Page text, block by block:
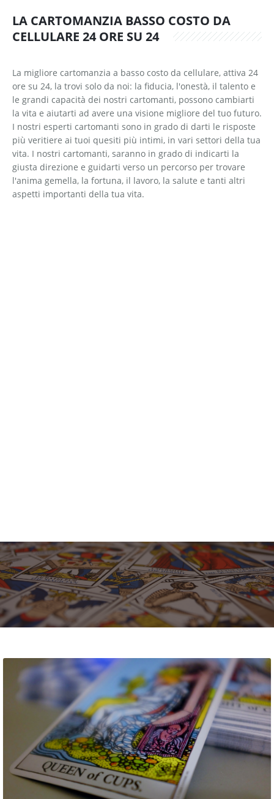
LA CARTOMANZIA BASSO COSTO DA
CELLULARE 24 ORE SU 24
La migliore cartomanzia a basso costo da cellulare, attiva 24
ore su 24, la trovi solo da noi: la fiducia, l'onestà, il talento e
le grandi capacità dei nostri cartomanti, possono cambiarti
la vita e aiutarti ad avere una visione migliore del tuo futuro.
I nostri esperti cartomanti sono in grado di darti le risposte
più veritiere ai tuoi quesiti più intimi, in vari settori della tua
vita. I nostri cartomanti, saranno in grado di indicarti la
giusta direzione e guidarti verso un percorso per trovare
l'anima gemella, la fortuna, il lavoro, la salute e tanti altri
aspetti importanti della tua vita.